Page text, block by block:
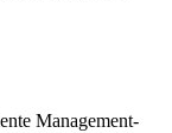
Management-